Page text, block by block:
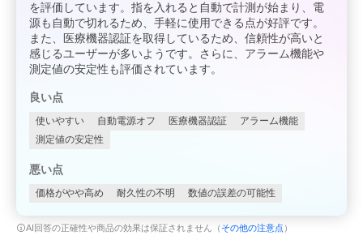
を評価しています。指を入れると自動で計測が始まり、電
源も自動で切れるため、手軽に使用できる点が好評です。
また、医療機器認証を取得しているため、信頼性が高いと
感じるユーザーが多いようです。さらに、アラーム機能や
測定値の安定性も評価されています。
良い点
使いやすい 自動電源オフ 医療機器認証
アラーム機能
測定値の安定性
悪い点
価格がやや高め 耐久性の不明 数値の誤差の可能性
AI回答の正確性や商品の効果は保証されません（ その他の注意点 ）